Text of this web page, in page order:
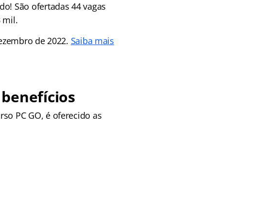
São ofertadas 44 vagas
mil.
de 2022. Saiba mais
benefícios
PC GO, é oferecido as